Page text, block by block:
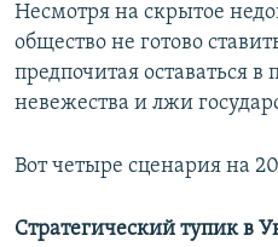
Несмотря на скрытое
общество не готово
предпочитая оставаться
невежества и лжи
Вот четыре сценария на
Стратегический тупик в